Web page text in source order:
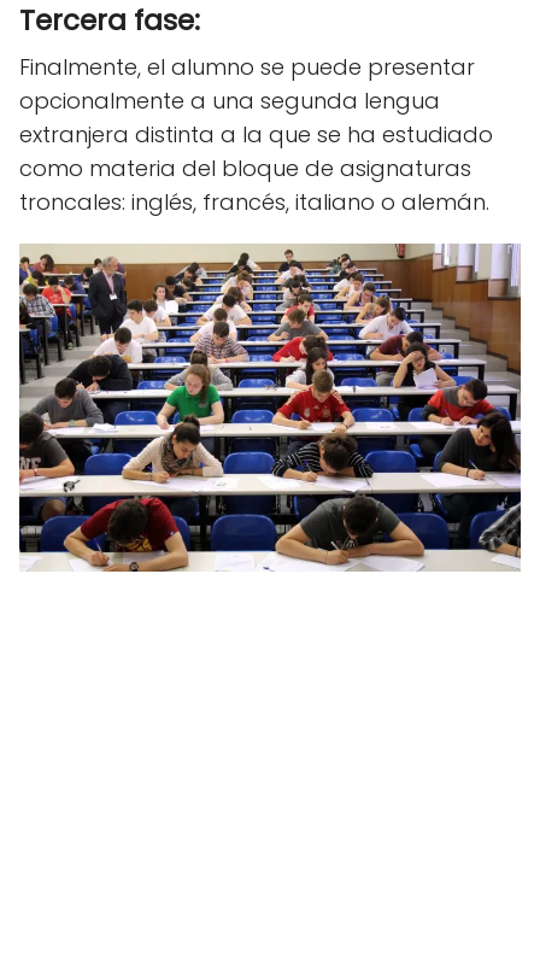
Tercera fase:
Finalmente, el alumno se puede presentar
opcionalmente a una segunda lengua
extranjera distinta a la que se ha estudiado
como materia del bloque de asignaturas
troncales: inglés, francés, italiano o alemán.